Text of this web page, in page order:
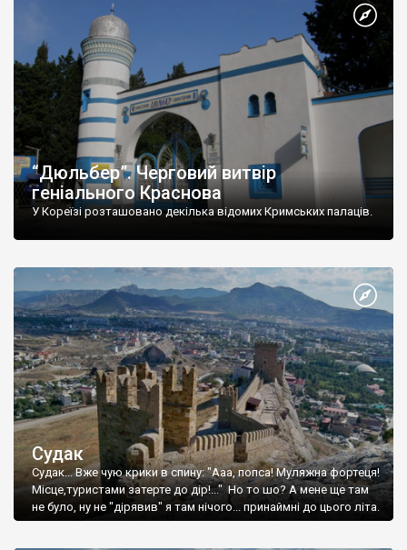
“Дюльбер”. Черговий витвір
геніального Краснова
У Кореїзі розташовано декілька відомих Кримських палаців.
Судак
Судак... Вже чую крики в спину: "Ааа, попса! Муляжна фортеця!
Місце,туристами затерте до дір!..." Но то шо? А мене ще там
не було, ну не "дірявив" я там нічого... принаймні до цього літа.